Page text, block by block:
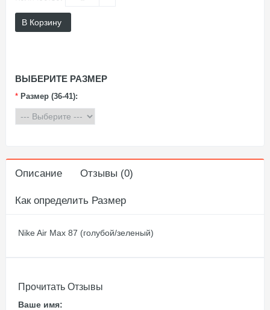
В Корзину
ВЫБЕРИТЕ РАЗМЕР
* Размер (36-41):
Описание Отзывы (0)
Как определить Размер
Nike Air Max 87 (голубой/зеленый)
Прочитать Отзывы
Ваше имя: